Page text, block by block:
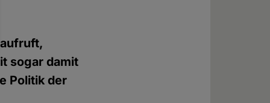
sogar damit
Politik der